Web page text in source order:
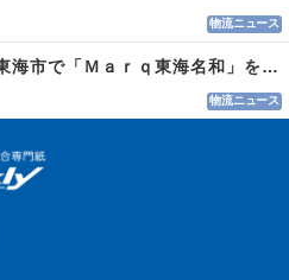
物流ニュース
日本ＧＬＰ 愛知県東海市で「Ｍａｒｑ東海名和」を開発
物流ニュース